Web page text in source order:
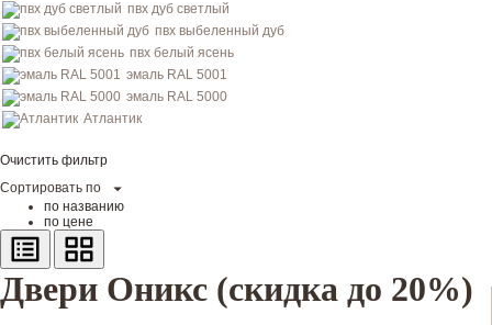
пвх дуб светлый
пвх выбеленный дуб
пвх белый ясень
эмаль RAL 5001
эмаль RAL 5000
Атлантик
Очистить фильтр
Сортировать по
по названию
по цене
Двери Оникс (скидка до 20%)